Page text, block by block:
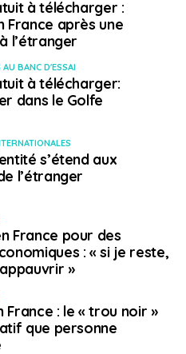
fait-il connaître et quel est
de recourir à une telle
notamment avec
la Team France Export,
internationaux sur
qui vont au-devant des
ce dispositif. Le V.I.E
groupes qui ont des
de support ou de
petites entreprises
lorsqu’elles n’ont pas
à télécharger :
France après une
l’étranger
BANC D'ESSAI
à télécharger:
dans le Golfe
s’étend aux
l’étranger
France pour des
: « si je reste,
»
France : le « trou noir »
que personne